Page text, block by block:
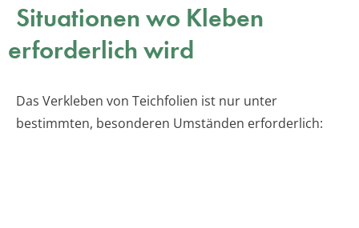
Situationen wo Kleben
erforderlich wird
Das Verkleben von Teichfolien ist nur unter
bestimmten, besonderen Umständen erforderlich: